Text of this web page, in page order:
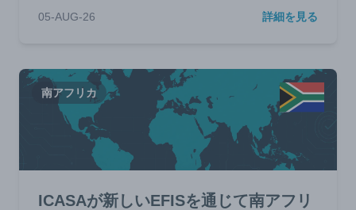
05-AUG-26 詳細を見る
南アフリカ
ICASAが新しいEFISを通じて南アフリ